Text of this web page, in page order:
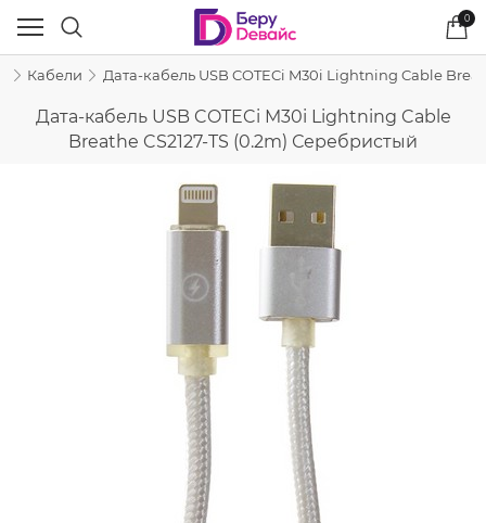
0
Кабели Дата-кабель USB COTECi M30i Lightning Cable
Дата-кабель USB COTECi M30i Lightning Cable
Breathe CS2127-TS (0.2m) Серебристый